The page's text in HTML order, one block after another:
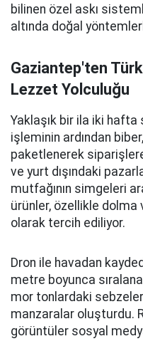
bilinen özel askı
altında doğal
Gaziantep'ten
Lezzet Yolculuğu
Yaklaşık bir ila iki
işleminin ardından
paketlenerek
ve yurt dışındaki
mutfağının simgeleri
ürünler, özellikle dolma
olarak tercih ediliyor.
Dron ile havadan
metre boyunca
mor tonlardaki
manzaralar oluşturdu.
görüntüler sosyal